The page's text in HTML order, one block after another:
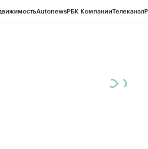
AutonewsРБК КомпанииТелеканал